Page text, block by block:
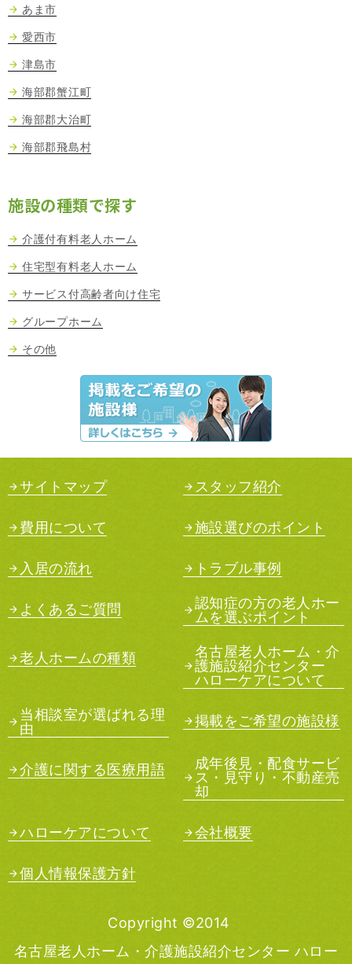
あま市
愛西市
津島市
海部郡蟹江町
海部郡大治町
海部郡飛島村
施設の種類で探す
介護付有料老人ホーム
住宅型有料老人ホーム
サービス付高齢者向け住宅
グループホーム
その他
サイトマップ スタッフ紹介
費用について 施設選びのポイント
入居の流れ トラブル事例
よくあるご質問
認知症の方の老人ホー
ムを選ぶポイント
老人ホームの種類
名古屋老人ホーム・介
護施設紹介センター
ハローケアについて
当相談室が選ばれる理
由
掲載をご希望の施設様
介護に関する医療用語
成年後見・配食サービ
ス・見守り・不動産売
却
ハローケアについて 会社概要
個人情報保護方針
Copyright ©2014
名古屋老人ホーム・介護施設紹介センター ハロー